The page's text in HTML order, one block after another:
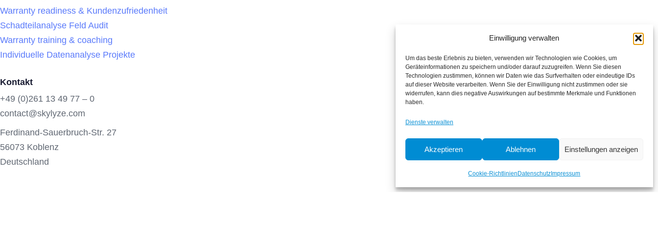
Einwilligung verwalten
Um das beste Erlebnis zu bieten, verwenden wir Technologien wie Cookies, um
Geräteinformationen zu speichern und/oder darauf zuzugreifen. Wenn Sie diesen
Technologien zustimmen, können wir Daten wie das Surfverhalten oder eindeutige IDs
auf dieser Website verarbeiten. Wenn Sie der Einwilligung nicht zustimmen oder sie
widerrufen, kann dies negative Auswirkungen auf bestimmte Merkmale und Funktionen
haben.
Dienste verwalten
Akzeptieren Ablehnen Einstellungen anzeigen
Cookie-Richtlinien Datenschutz Impressum
Warranty readiness & Kundenzufriedenheit
Schadteilanalyse Feld Audit
Warranty training & coaching
Individuelle Datenanalyse Projekte
Kontakt
+49 (0)261 13 49 77 – 0
contact@skylyze.com
Ferdinand-Sauerbruch-Str. 27
56073 Koblenz
Deutschland